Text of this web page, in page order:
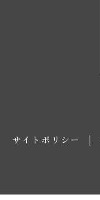
サイトポリシー